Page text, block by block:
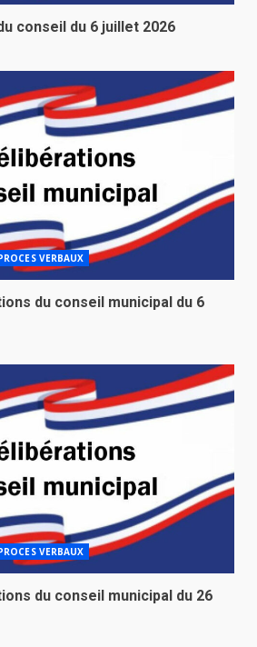
conseil du 6 juillet 2026
VERBAUX
du conseil municipal du 6
VERBAUX
du conseil municipal du 26